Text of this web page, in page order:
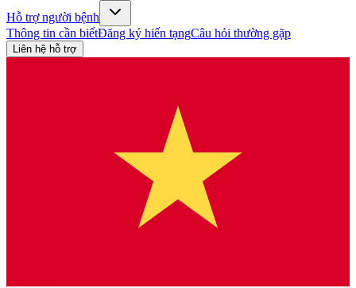
Hỗ trợ người bệnh
Thông tin cần biếtĐăng ký hiến tạngCâu hỏi thường gặp
Liên hệ hỗ trợ